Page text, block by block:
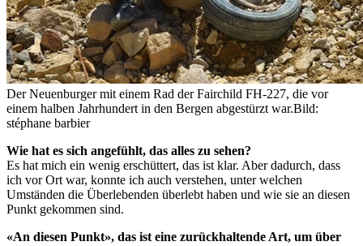
Der Neuenburger mit einem Rad der Fairchild FH-227, die vor
einem halben Jahrhundert in den Bergen abgestürzt war.Bild:
stéphane barbier
Wie hat es sich angefühlt, das alles zu sehen?
Es hat mich ein wenig erschüttert, das ist klar. Aber dadurch, dass
ich vor Ort war, konnte ich auch verstehen, unter welchen
Umständen die Überlebenden überlebt haben und wie sie an diesen
Punkt gekommen sind.
«An diesen Punkt», das ist eine zurückhaltende Art, um über